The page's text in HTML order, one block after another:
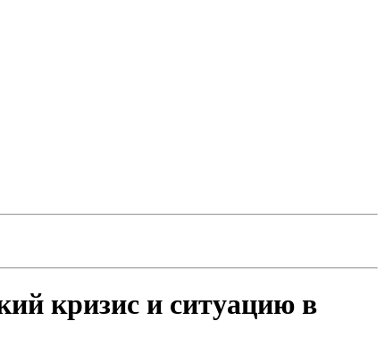
кризис и ситуацию в